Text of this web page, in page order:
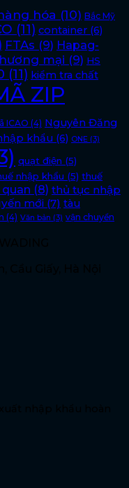
hóa (10) Bắc Mỹ
(11) container (6)
FTAs (9) Hapag-
mại (9) HS
(11) kiểm tra chất
ZIP
ICAO (4) Nguyên Đăng
khẩu (6) ONE (3)
quạt điện (5)
nhập khẩu (5) thuế
(8) thủ tục nhập
mới (7) tàu
(4) Văn bản (3) vận chuyển